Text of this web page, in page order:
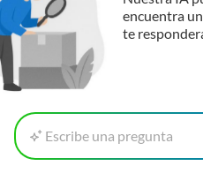
encuentra
te
Escribe una pregunta